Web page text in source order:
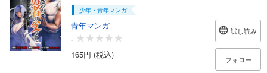
少年・青年マンガ
青年マンガ
-
165円 (税込)
試し読み
フォロー